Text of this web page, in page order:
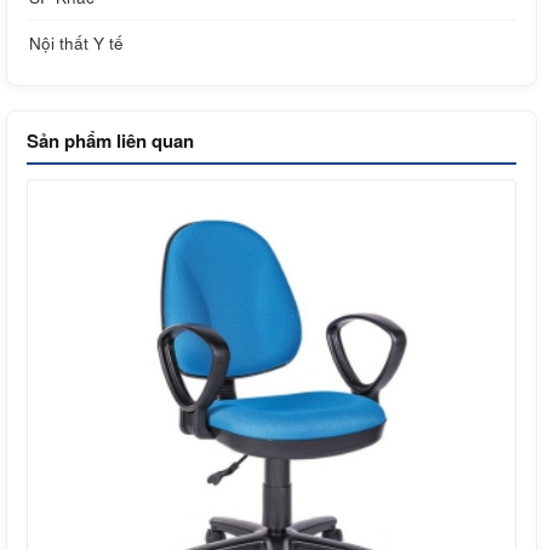
Nội thất Y tế
Sản phẩm liên quan